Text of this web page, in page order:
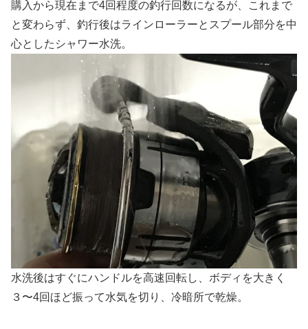
購入から現在まで4回程度の釣行回数になるが、これまで
と変わらず、釣行後はラインローラーとスプール部分を中
心としたシャワー水洗。
水洗後はすぐにハンドルを高速回転し、ボディを大きく
３〜4回ほど振って水気を切り、冷暗所で乾燥。